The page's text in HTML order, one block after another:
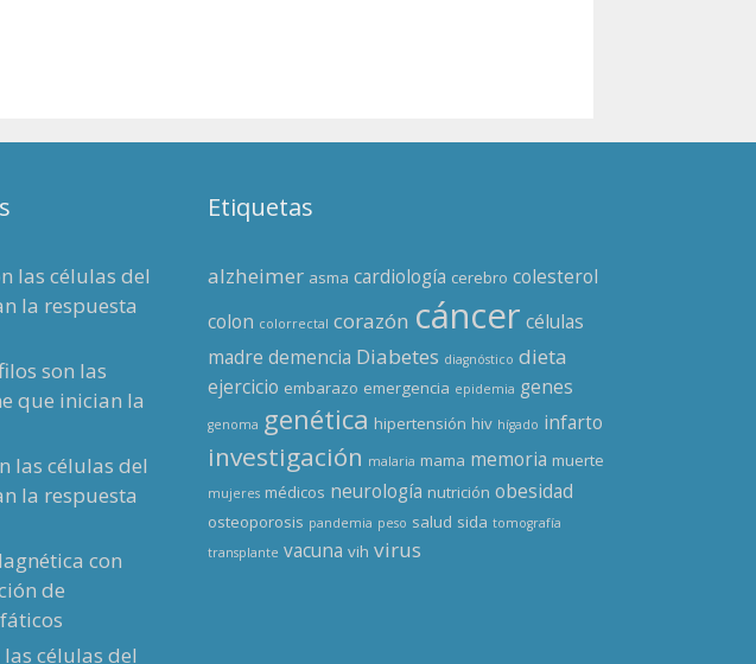
las células del
la respuesta
son las
que inician la
las células del
la respuesta
con
de
células del
Etiquetas
alzheimer asma cardiología cerebro colesterol
colon colorrectal corazón cáncer células
madre demencia Diabetes diagnóstico dieta
ejercicio embarazo emergencia epidemia genes
genoma genética hipertensión hiv hígado infarto
investigación malaria mama memoria muerte
mujeres médicos neurología nutrición obesidad
osteoporosis pandemia peso salud sida tomografía
transplante vacuna vih virus